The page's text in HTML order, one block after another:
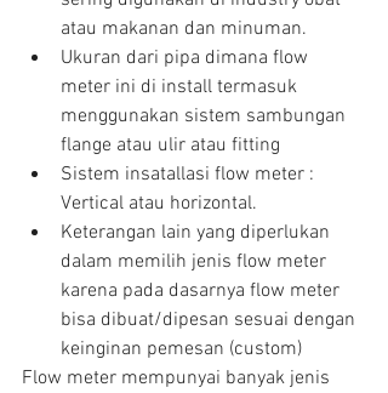
atau makanan dan minuman.
Ukuran dari pipa dimana flow
meter ini di install termasuk
menggunakan sistem sambungan
flange atau ulir atau fitting
Sistem insatallasi flow meter :
Vertical atau horizontal.
Keterangan lain yang diperlukan
dalam memilih jenis flow meter
karena pada dasarnya flow meter
bisa dibuat/dipesan sesuai dengan
keinginan pemesan (custom)
Flow meter mempunyai banyak jenis